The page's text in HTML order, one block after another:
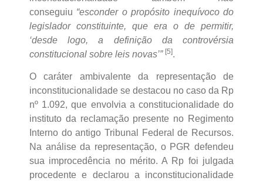
conseguiu “esconder o propósito inequívoco do
legislador constituinte, que era o de permitir,
‘desde logo, a definição da controvérsia
constitucional sobre leis novas’” [5].
O caráter ambivalente da representação de
inconstitucionalidade se destacou no caso da Rp
nº 1.092, que envolvia a constitucionalidade do
instituto da reclamação presente no Regimento
Interno do antigo Tribunal Federal de Recursos.
Na análise da representação, o PGR defendeu
sua improcedência no mérito. A Rp foi julgada
procedente e declarou a inconstitucionalidade